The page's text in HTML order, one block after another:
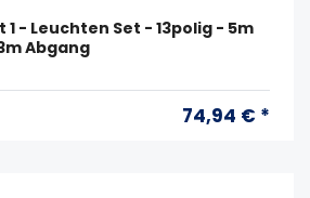
- Leuchten Set - 13polig - 5m
Abgang
74,94 € *